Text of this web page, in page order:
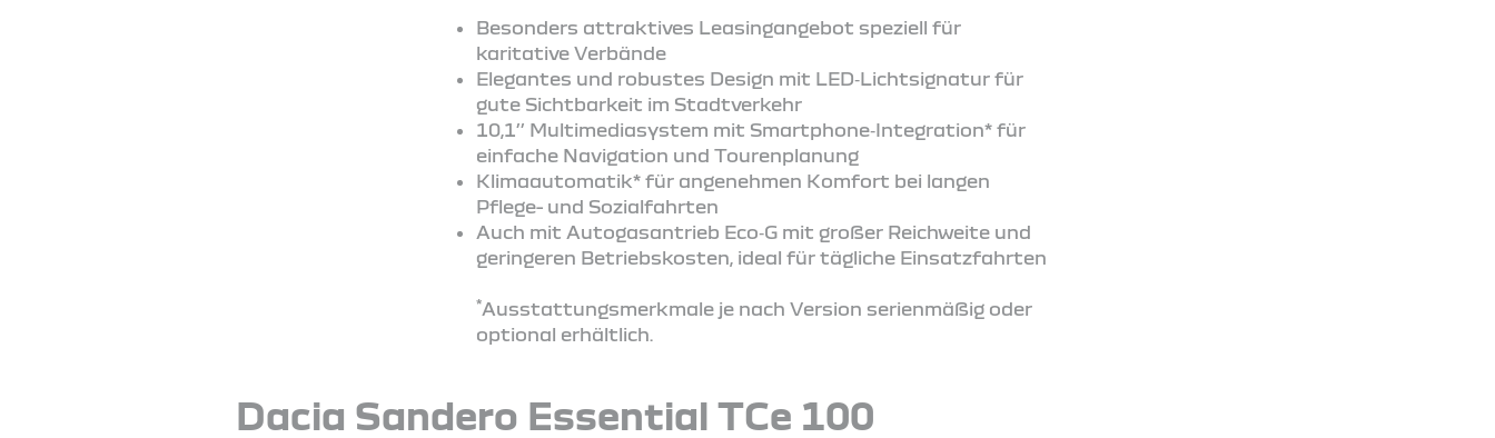
Besonders attraktives Leasingangebot speziell für
karitative Verbände
Elegantes und robustes Design mit LED‑Lichtsignatur für
gute Sichtbarkeit im Stadtverkehr
10,1’’ Multimediasystem mit Smartphone‑Integration* für
einfache Navigation und Tourenplanung
Klimaautomatik* für angenehmen Komfort bei langen
Pflege- und Sozialfahrten
Auch mit Autogasantrieb Eco‑G mit großer Reichweite und
geringeren Betriebskosten, ideal für tägliche Einsatzfahrten
*Ausstattungsmerkmale je nach Version serienmäßig oder
optional erhältlich.
Dacia Sandero Essential TCe 100